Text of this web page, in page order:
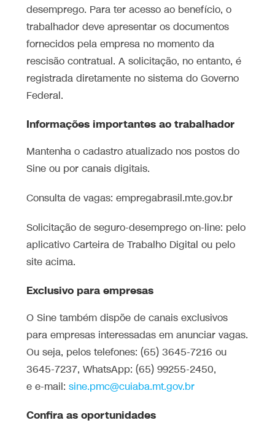
desemprego. Para ter acesso ao benefício, o
trabalhador deve apresentar os documentos
fornecidos pela empresa no momento da
rescisão contratual. A solicitação, no entanto, é
registrada diretamente no sistema do Governo
Federal.
Informações importantes ao trabalhador
Mantenha o cadastro atualizado nos postos do
Sine ou por canais digitais.
Consulta de vagas: empregabrasil.mte.gov.br
Solicitação de seguro-desemprego on-line: pelo
aplicativo Carteira de Trabalho Digital ou pelo
site acima.
Exclusivo para empresas
O Sine também dispõe de canais exclusivos
para empresas interessadas em anunciar vagas.
Ou seja, pelos telefones: (65) 3645-7216 ou
3645-7237, WhatsApp: (65) 99255-2450,
e e-mail: sine.pmc@cuiaba.mt.gov.br
Confira as oportunidades